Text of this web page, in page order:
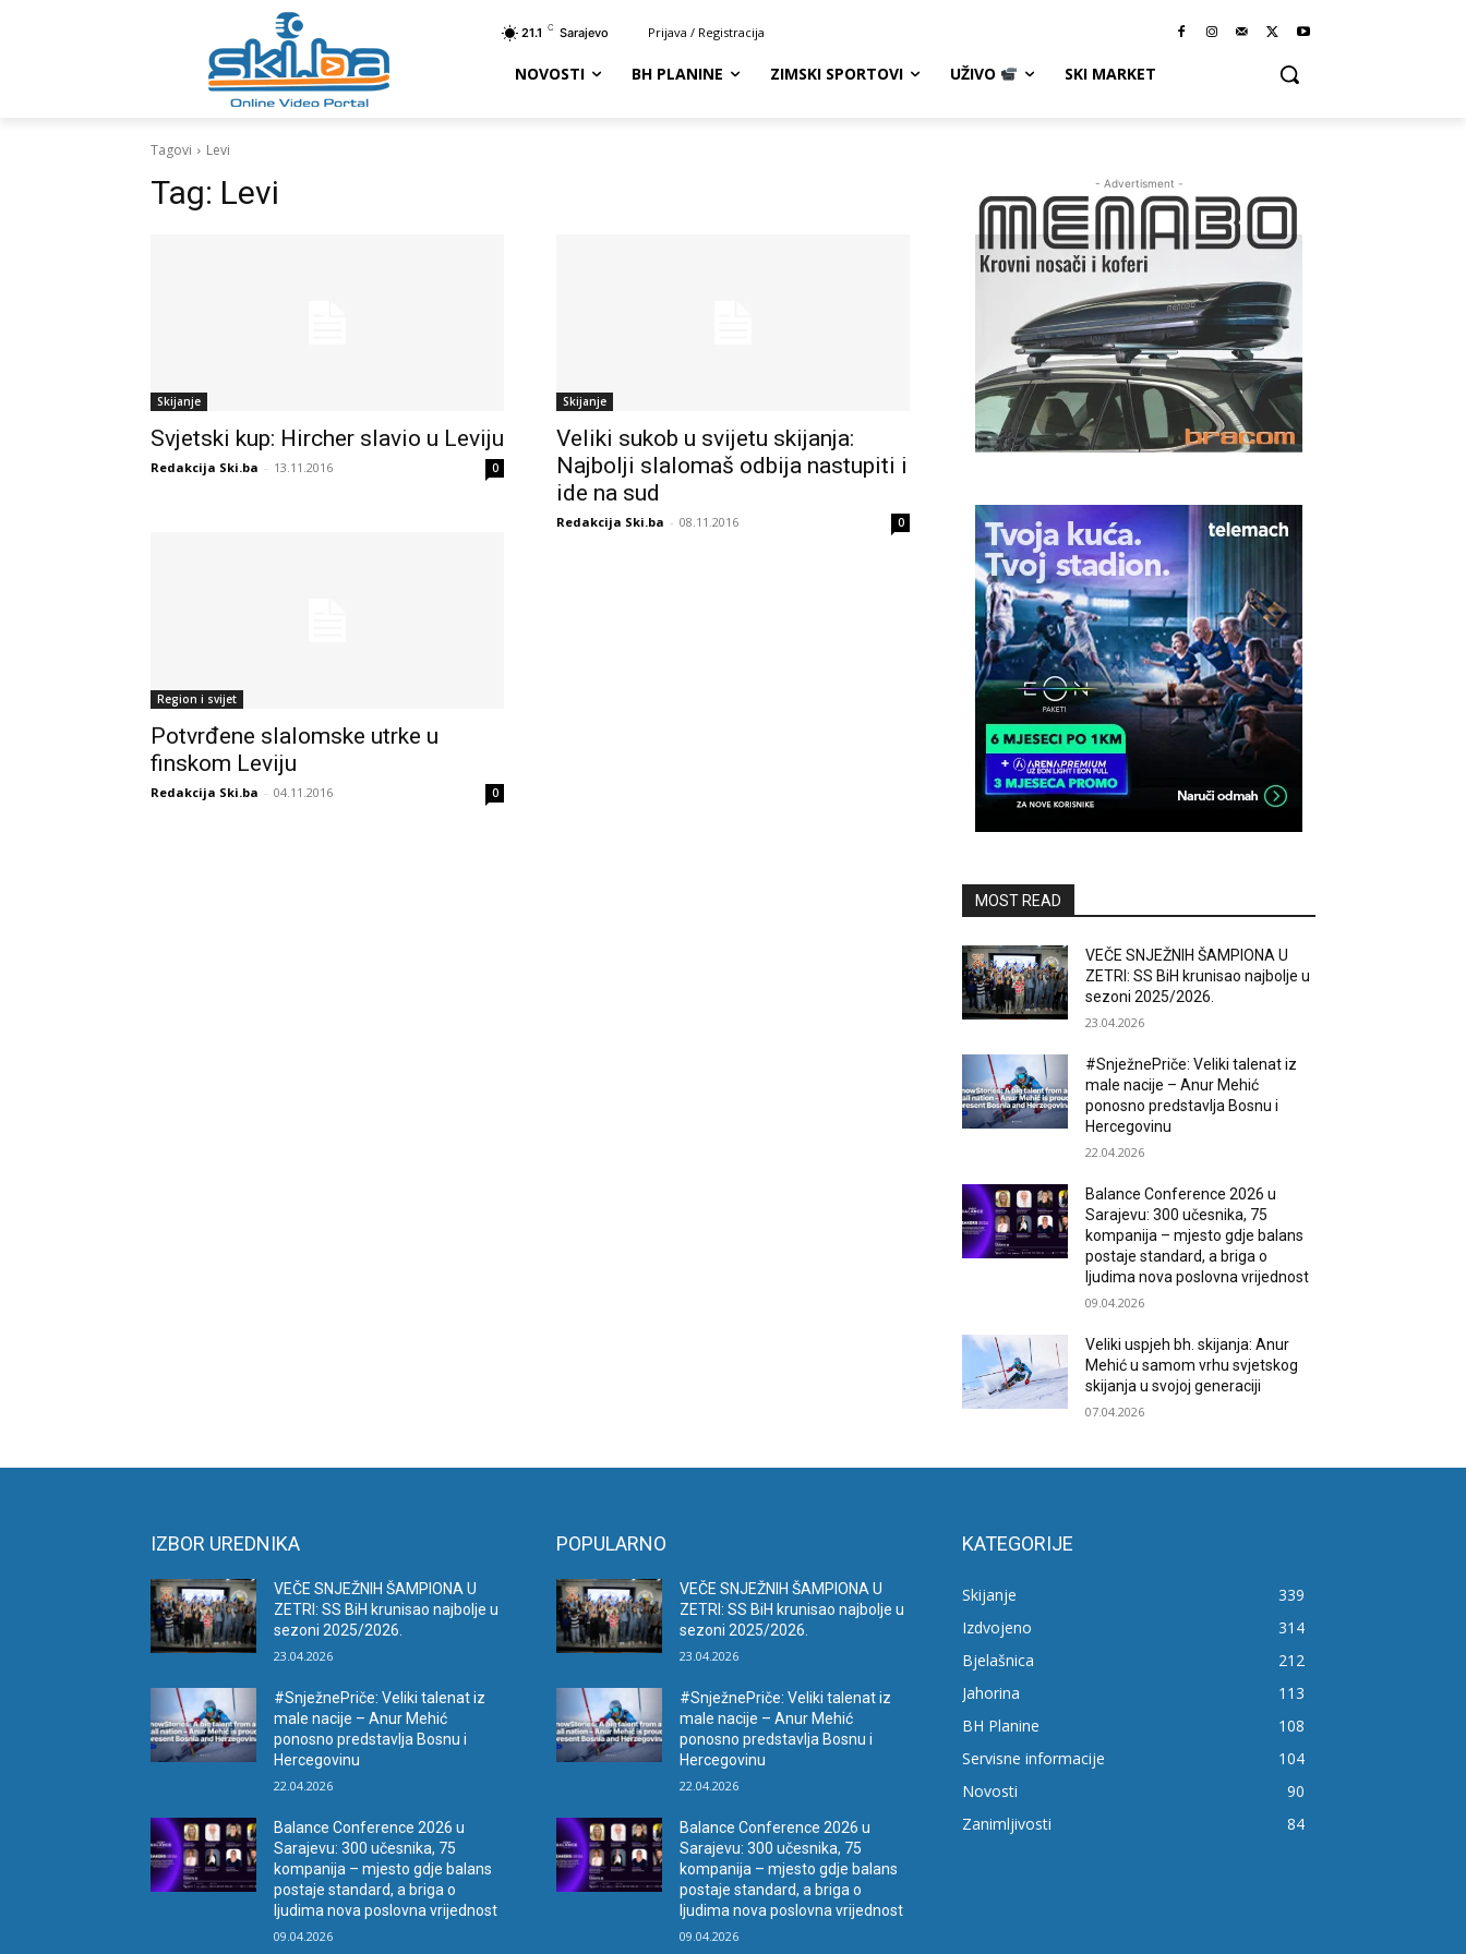
21.1 C Sarajevo Prijava / Registracija
NOVOSTI BH PLANINE ZIMSKI SPORTOVI UŽIVO SKI MARKET
Tagovi Levi
Tag: Levi
Skijanje
Svjetski kup: Hircher slavio u Leviju
Redakcija Ski.ba - 13.11.2016 0
Skijanje
Veliki sukob u svijetu skijanja:
Najbolji slalomaš odbija nastupiti i
ide na sud
Redakcija Ski.ba - 08.11.2016 0
Region i svijet
Potvrđene slalomske utrke u
finskom Leviju
Redakcija Ski.ba - 04.11.2016 0
- Advertisment -
MOST READ
VEČE SNJEŽNIH ŠAMPIONA U
ZETRI: SS BiH krunisao najbolje u
sezoni 2025/2026.
23.04.2026
#SnježnePriče: Veliki talenat iz
male nacije – Anur Mehić
ponosno predstavlja Bosnu i
Hercegovinu
22.04.2026
Balance Conference 2026 u
Sarajevu: 300 učesnika, 75
kompanija – mjesto gdje balans
postaje standard, a briga o
ljudima nova poslovna vrijednost
09.04.2026
Veliki uspjeh bh. skijanja: Anur
Mehić u samom vrhu svjetskog
skijanja u svojoj generaciji
07.04.2026
IZBOR UREDNIKA
VEČE SNJEŽNIH ŠAMPIONA U
ZETRI: SS BiH krunisao najbolje u
sezoni 2025/2026.
23.04.2026
#SnježnePriče: Veliki talenat iz
male nacije – Anur Mehić
ponosno predstavlja Bosnu i
Hercegovinu
22.04.2026
Balance Conference 2026 u
Sarajevu: 300 učesnika, 75
kompanija – mjesto gdje balans
postaje standard, a briga o
ljudima nova poslovna vrijednost
09.04.2026
POPULARNO
VEČE SNJEŽNIH ŠAMPIONA U
ZETRI: SS BiH krunisao najbolje u
sezoni 2025/2026.
23.04.2026
#SnježnePriče: Veliki talenat iz
male nacije – Anur Mehić
ponosno predstavlja Bosnu i
Hercegovinu
22.04.2026
Balance Conference 2026 u
Sarajevu: 300 učesnika, 75
kompanija – mjesto gdje balans
postaje standard, a briga o
ljudima nova poslovna vrijednost
09.04.2026
KATEGORIJE
Skijanje
339
Izdvojeno
314
Bjelašnica
212
Jahorina
113
BH Planine
108
Servisne informacije
104
Novosti
90
Zanimljivosti
84